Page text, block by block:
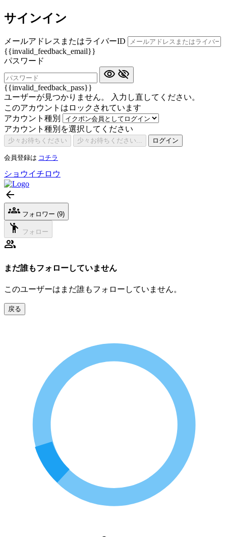
サインイン
メールアドレスまたはライバーID
{{invalid_feedback_email}}
パスワード
{{invalid_feedback_pass}}
ユーザーが見つかりません。 入力し直してください。
このアカウントはロックされています
アカウント種別
アカウント種別を選択してください
少々お待ちください 少々お待ちください... ログイン
会員登録は コチラ
ショウイチロウ
フォロワー (9)
フォロー
まだ誰もフォローしていません
このユーザーはまだ誰もフォローしていません。
戻る